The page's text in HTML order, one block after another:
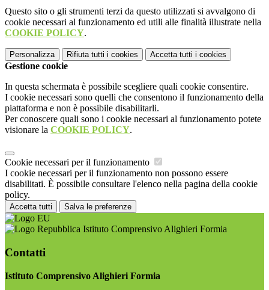
Questo sito o gli strumenti terzi da questo utilizzati si avvalgono di
cookie necessari al funzionamento ed utili alle finalità illustrate nella
COOKIE POLICY.
Personalizza Rifiuta tutti i cookies Accetta tutti i cookies
Gestione cookie
In questa schermata è possibile scegliere quali cookie consentire.
I cookie necessari sono quelli che consentono il funzionamento della
piattaforma e non è possibile disabilitarli.
Per conoscere quali sono i cookie necessari al funzionamento potete
visionare la COOKIE POLICY.
Cookie necessari per il funzionamento
I cookie necessari per il funzionamento non possono essere
disabilitati. È possibile consultare l'elenco nella pagina della cookie
policy.
Accetta tutti Salva le preferenze
Istituto Comprensivo Alighieri Formia
Contatti
Istituto Comprensivo Alighieri Formia